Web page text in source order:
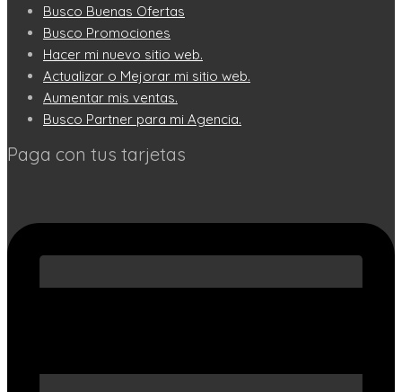
Busco Buenas Ofertas
Busco Promociones
Hacer mi nuevo sitio web.
Actualizar o Mejorar mi sitio web.
Aumentar mis ventas.
Busco Partner para mi Agencia.
Paga con tus tarjetas